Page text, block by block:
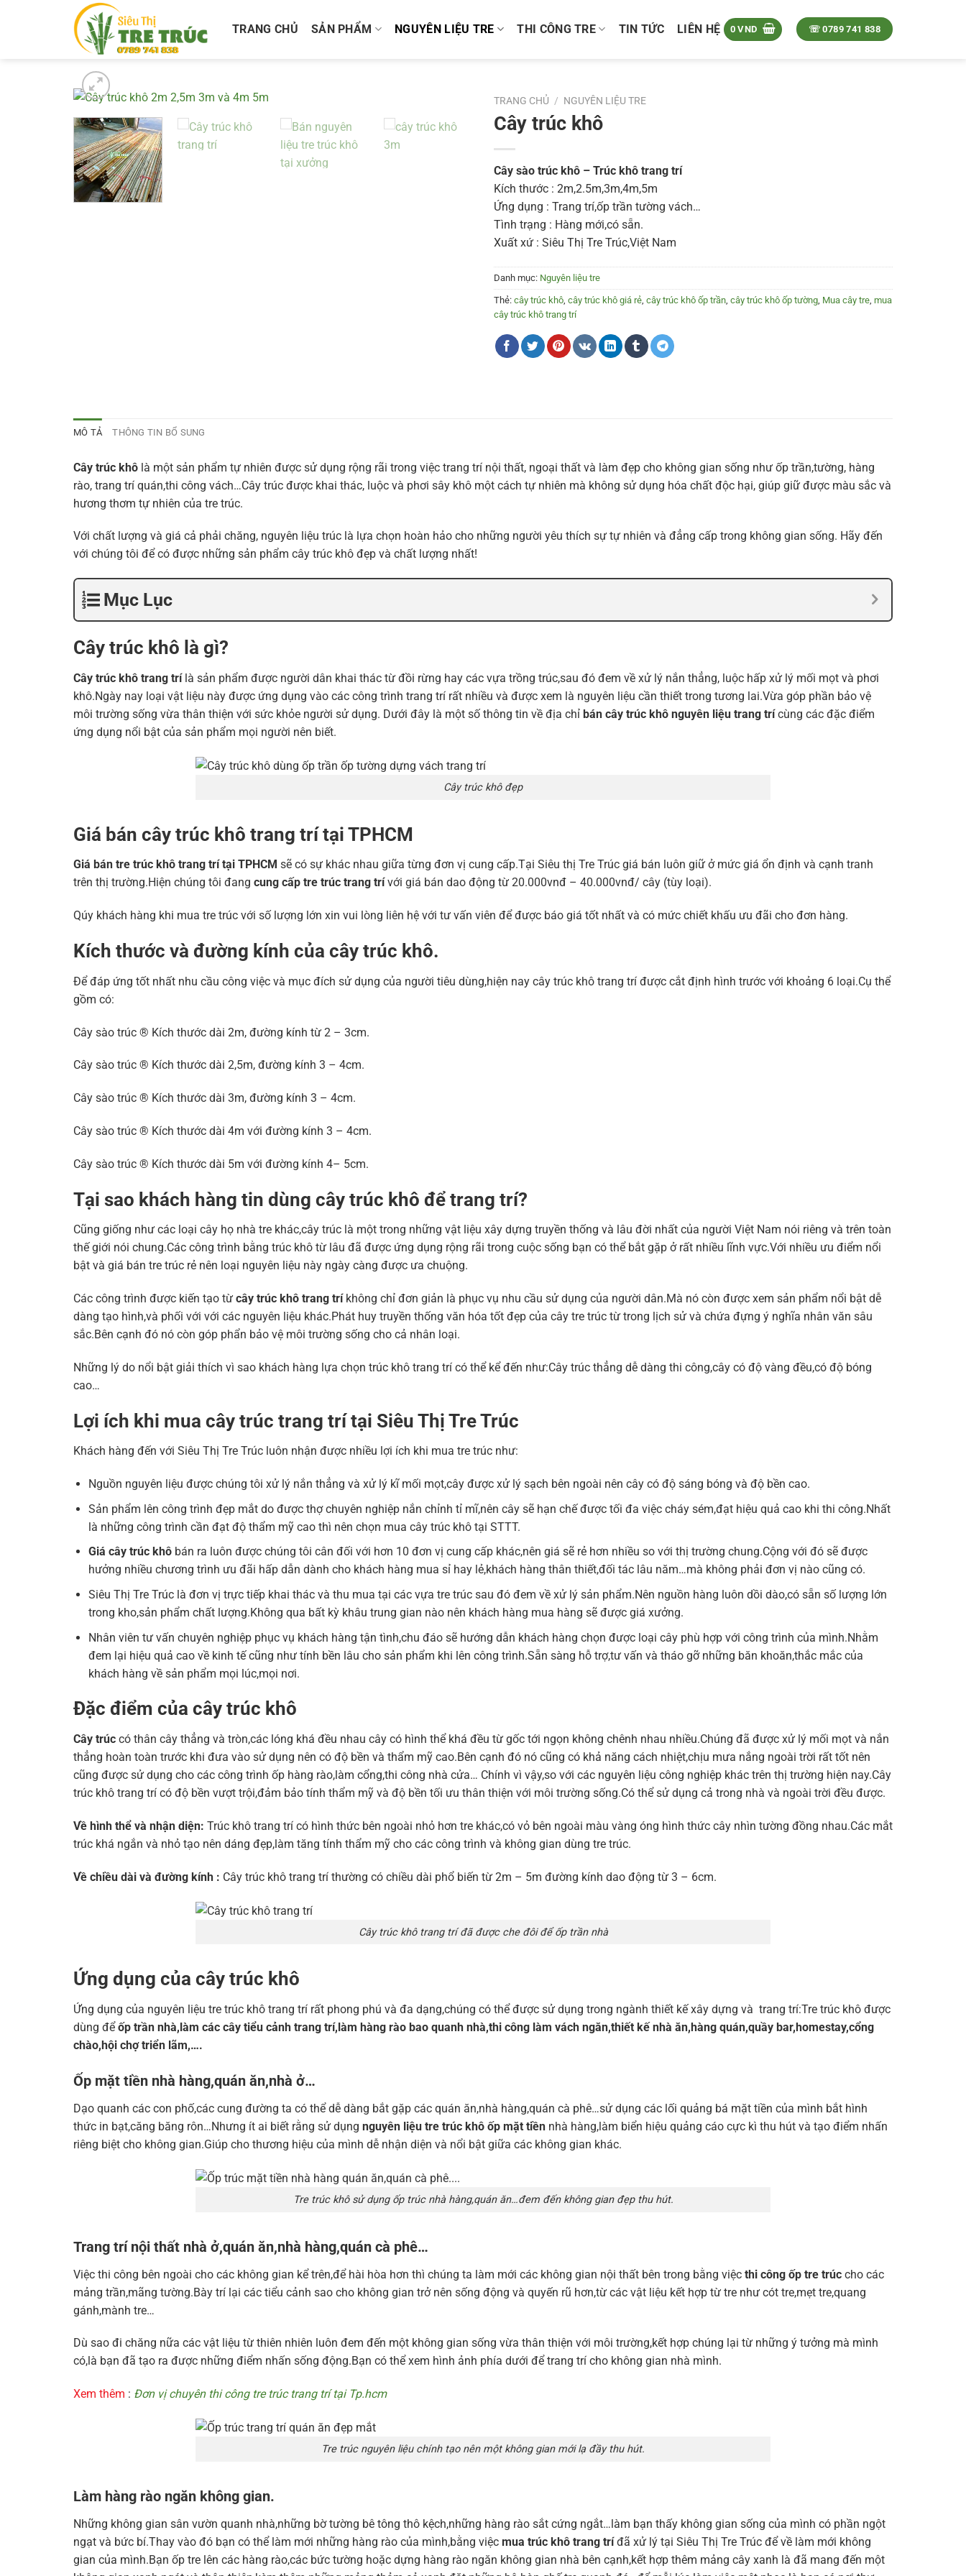
TRANG CHỦ SẢN PHẨM NGUYÊN LIỆU TRE THI CÔNG TRE TIN TỨC LIÊN HỆ 0VND ☏ 0789 741 838
TRANG CHỦ / NGUYÊN LIỆU TRE
Cây trúc khô
Cây sào trúc khô – Trúc khô trang trí
Kích thước : 2m,2.5m,3m,4m,5m
Ứng dụng : Trang trí,ốp trần tường vách…
Tình trạng : Hàng mới,có sẵn.
Xuất xứ : Siêu Thị Tre Trúc,Việt Nam
Danh mục: Nguyên liệu tre
Thẻ: cây trúc khô cây trúc khô giá rẻ cây trúc khô ốp trần cây trúc khô ốp tường Mua cây tre mua
cây trúc khô trang trí
MÔ TẢ THÔNG TIN BỔ SUNG
Cây trúc khô là một sản phẩm tự nhiên được sử dụng rộng rãi trong việc trang trí nội thất, ngoại thất và làm đẹp cho không gian sống như ốp trần,tường, hàng
rào, trang trí quán,thi công vách…Cây trúc được khai thác, luộc và phơi sây khô một cách tự nhiên mà không sử dụng hóa chất độc hại, giúp giữ được màu sắc và
hương thơm tự nhiên của tre trúc.
Với chất lượng và giá cả phải chăng, nguyên liệu trúc là lựa chọn hoàn hảo cho những người yêu thích sự tự nhiên và đẳng cấp trong không gian sống. Hãy đến
với chúng tôi để có được những sản phẩm cây trúc khô đẹp và chất lượng nhất!
Mục Lục
Cây trúc khô là gì?
Cây trúc khô trang trílà sản phẩm được người dân khai thác từ đồi rừng hay các vựa trồng trúc,sau đó đem về xử lý nắn thẳng, luộc hấp xử lý mối mọt và phơi
khô.Ngày nay loại vật liệu này được ứng dụng vào các công trình trang trí rất nhiều và được xem là nguyên liệu cần thiết trong tương lai.Vừa góp phần bảo vệ
môi trường sống vừa thân thiện với sức khỏe người sử dụng. Dưới đây là một số thông tin về địa chỉ bán cây trúc khô nguyên liệu trang trícùng các đặc điểm
ứng dụng nổi bật của sản phẩm mọi người nên biết.
Cây trúc khô đẹp
Giá bán cây trúc khô trang trí tại TPHCM
Giá bán tre trúc khô trang trí tại TPHCM sẽ có sự khác nhau giữa từng đơn vị cung cấp.Tại Siêu thị Tre Trúc giá bán luôn giữ ở mức giá ổn định và cạnh tranh
trên thị trường.Hiện chúng tôi đang cung cấp tre trúc trang trívới giá bán dao động từ 20.000vnđ – 40.000vnđ/ cây (tùy loại).
Qúy khách hàng khi mua tre trúc với số lượng lớn xin vui lòng liên hệ với tư vấn viên để được báo giá tốt nhất và có mức chiết khấu ưu đãi cho đơn hàng.
Kích thước và đường kính của cây trúc khô.
Để đáp ứng tốt nhất nhu cầu công việc và mục đích sử dụng của người tiêu dùng,hiện nay cây trúc khô trang trí được cắt định hình trước với khoảng 6 loại.Cụ thể
gồm có:
Cây sào trúc ® Kích thước dài 2m, đường kính từ 2 – 3cm.
Cây sào trúc ® Kích thước dài 2,5m, đường kính 3 – 4cm.
Cây sào trúc ® Kích thước dài 3m, đường kính 3 – 4cm.
Cây sào trúc ® Kích thước dài 4m với đường kính 3 – 4cm.
Cây sào trúc ® Kích thước dài 5m với đường kính 4– 5cm.
Tại sao khách hàng tin dùng cây trúc khô để trang trí?
Cũng giống như các loại cây họ nhà tre khác,cây trúc là một trong những vật liệu xây dựng truyền thống và lâu đời nhất của người Việt Nam nói riêng và trên toàn
thế giới nói chung.Các công trình bằng trúc khô từ lâu đã được ứng dụng rộng rãi trong cuộc sống bạn có thể bắt gặp ở rất nhiều lĩnh vực.Với nhiều ưu điểm nổi
bật và giá bán tre trúc rẻ nên loại nguyên liệu này ngày càng được ưa chuộng.
Các công trình được kiến tạo từ cây trúc khô trang tríkhông chỉ đơn giản là phục vụ nhu cầu sử dụng của người dân.Mà nó còn được xem sản phẩm nổi bật dễ
dàng tạo hình,và phối với với các nguyên liệu khác.Phát huy truyền thống văn hóa tốt đẹp của cây tre trúc từ trong lịch sử và chứa đựng ý nghĩa nhân văn sâu
sắc.Bên cạnh đó nó còn góp phẩn bảo vệ môi trường sống cho cả nhân loại.
Những lý do nổi bật giải thích vì sao khách hàng lựa chọn trúc khô trang trí có thể kể đến như:Cây trúc thẳng dễ dàng thi công,cây có độ vàng đều,có độ bóng
cao…
Lợi ích khi mua cây trúc trang trí tại Siêu Thị Tre Trúc
Khách hàng đến với Siêu Thị Tre Trúc luôn nhận được nhiều lợi ích khi mua tre trúc như:
Nguồn nguyên liệu được chúng tôi xử lý nắn thẳng và xử lý kĩ mối mọt,cây được xử lý sạch bên ngoài nên cây có độ sáng bóng và độ bền cao.
Sản phẩm lên công trình đẹp mắt do được thợ chuyên nghiệp nắn chỉnh tỉ mĩ,nên cây sẽ hạn chế được tối đa việc cháy sém,đạt hiệu quả cao khi thi công.Nhất
là những công trình cần đạt độ thẩm mỹ cao thì nên chọn mua cây trúc khô tại STTT.
Giá cây trúc khôbán ra luôn được chúng tôi cân đối với hơn 10 đơn vị cung cấp khác,nên giá sẽ rẻ hơn nhiều so với thị trường chung.Cộng với đó sẽ được
hưởng nhiều chương trình ưu đãi hấp dẫn dành cho khách hàng mua sỉ hay lẻ,khách hàng thân thiết,đối tác lâu năm…mà không phải đơn vị nào cũng có.
Siêu Thị Tre Trúc là đơn vị trực tiếp khai thác và thu mua tại các vựa tre trúc sau đó đem về xử lý sản phẩm.Nên nguồn hàng luôn dồi dào,có sẵn số lượng lớn
trong kho,sản phẩm chất lượng.Không qua bất kỳ khâu trung gian nào nên khách hàng mua hàng sẽ được giá xưởng.
Nhân viên tư vấn chuyên nghiệp phục vụ khách hàng tận tình,chu đáo sẽ hướng dẫn khách hàng chọn được loại cây phù hợp với công trình của mình.Nhằm
đem lại hiệu quả cao về kinh tế cũng như tính bền lâu cho sản phẩm khi lên công trình.Sẵn sàng hỗ trợ,tư vấn và tháo gỡ những băn khoăn,thắc mắc của
khách hàng về sản phẩm mọi lúc,mọi nơi.
Đặc điểm của cây trúc khô
Cây trúc có thân cây thẳng và tròn,các lóng khá đều nhau cây có hình thể khá đều từ gốc tới ngọn không chênh nhau nhiều.Chúng đã được xử lý mối mọt và nắn
thẳng hoàn toàn trước khi đưa vào sử dụng nên có độ bền và thẩm mỹ cao.Bên cạnh đó nó cũng có khả năng cách nhiệt,chịu mưa nắng ngoài trời rất tốt nên
cũng được sử dụng cho các công trình ốp hàng rào,làm cổng,thi công nhà cửa… Chính vì vậy,so với các nguyên liệu công nghiệp khác trên thị trường hiện nay.Cây
trúc khô trang trí có độ bền vượt trội,đảm bảo tính thẩm mỹ và độ bền tối ưu thân thiện với môi trường sống.Có thể sử dụng cả trong nhà và ngoài trời đều được.
Về hình thể và nhận diện: Trúc khô trang trí có hình thức bên ngoài nhỏ hơn tre khác,có vỏ bên ngoài màu vàng óng hình thức cây nhìn tường đồng nhau.Các mắt
trúc khá ngắn và nhỏ tạo nên dáng đẹp,làm tăng tính thẩm mỹ cho các công trình và không gian dùng tre trúc.
Về chiều dài và đường kính : Cây trúc khô trang trí thường có chiều dài phổ biến từ 2m – 5m đường kính dao động từ 3 – 6cm.
Cây trúc khô trang trí đã được che đôi để ốp trần nhà
Ứng dụng của cây trúc khô
Ứng dụng của nguyên liệu tre trúc khô trang trí rất phong phú và đa dạng,chúng có thể được sử dụng trong ngành thiết kế xây dựng và trang trí:Tre trúc khô được
dùng để ốp trần nhà,làm các cây tiểu cảnh trang trí,làm hàng rào bao quanh nhà,thi công làm vách ngăn,thiết kế nhà ăn,hàng quán,quầy bar,homestay,cổng
chào,hội chợ triển lãm,….
Ốp mặt tiền nhà hàng,quán ăn,nhà ở…
Dạo quanh các con phố,các cung đường ta có thể dễ dàng bắt gặp các quán ăn,nhà hàng,quán cà phê…sử dụng các lối quảng bá mặt tiền của mình bắt hình
thức in bạt,căng băng rôn…Nhưng ít ai biết rằng sử dụng nguyên liệu tre trúc khô ốp mặt tiền nhà hàng,làm biển hiệu quảng cáo cực kì thu hút và tạo điểm nhấn
riêng biệt cho không gian.Giúp cho thương hiệu của mình dễ nhận diện và nổi bật giữa các không gian khác.
Tre trúc khô sử dụng ốp trúc nhà hàng,quán ăn…đem đến không gian đẹp thu hút.
Trang trí nội thất nhà ở,quán ăn,nhà hàng,quán cà phê…
Việc thi công bên ngoài cho các không gian kể trên,để hài hòa hơn thì chúng ta làm mới các không gian nội thất bên trong bằng việc thi công ốp tre trúc cho các
mảng trần,mãng tường.Bày trí lại các tiểu cảnh sao cho không gian trở nên sống động và quyến rũ hơn,từ các vật liệu kết hợp từ tre như cót tre,mẹt tre,quang
gánh,mành tre…
Dù sao đi chăng nữa các vật liệu từ thiên nhiên luôn đem đến một không gian sống vừa thân thiện với môi trường,kết hợp chúng lại từ những ý tưởng mà mình
có,là bạn đã tạo ra được những điểm nhấn sống động.Bạn có thể xem hình ảnh phía dưới để trang trí cho không gian nhà mình.
Xem thêm : Đơn vị chuyên thi công tre trúc trang trí tại Tp.hcm
Tre trúc nguyên liệu chính tạo nên một không gian mới lạ đầy thu hút.
Làm hàng rào ngăn không gian.
Những không gian sân vườn quanh nhà,những bờ tường bê tông thô kệch,những hàng rào sắt cứng ngắt…làm bạn thấy không gian sống của mình có phần ngột
ngạt và bức bí.Thay vào đó bạn có thể làm mới những hàng rào của mình,bằng việc mua trúc khô trang tríđã xử lý tại Siêu Thị Tre Trúc để về làm mới không
gian của mình.Bạn ốp tre lên các hàng rào,các bức tường hoặc dựng hàng rào ngăn không gian nhà bên cạnh,kết hợp thêm mảng cây xanh là đã mang đến một